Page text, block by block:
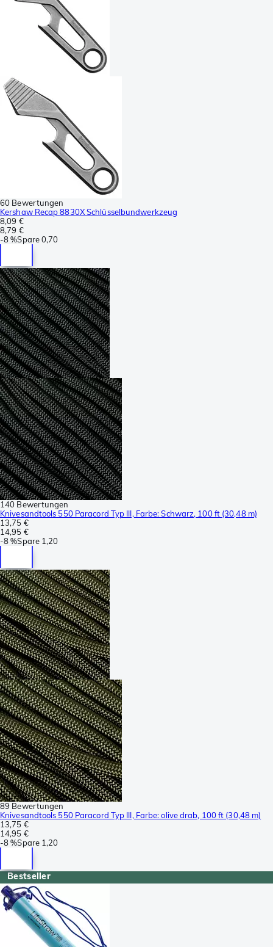
60 Bewertungen
Kershaw Recap 8830X Schlüsselbundwerkzeug
8,09 €
8,79 €
-8 %Spare0,70
140 Bewertungen
Knivesandtools 550 Paracord Typ III, Farbe: Schwarz, 100 ft (30,48 m)
13,75 €
14,95 €
-8 %Spare 1,20
89 Bewertungen
Knivesandtools 550 Paracord Typ III, Farbe: olive drab, 100 ft (30,48 m)
13,75 €
14,95 €
-8 %Spare 1,20
Bestseller